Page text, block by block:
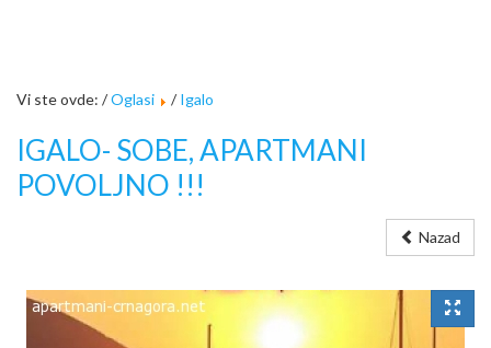
Vi ste ovde: /Oglasi /Igalo
IGALO- SOBE, APARTMANI
POVOLJNO !!!
Nazad